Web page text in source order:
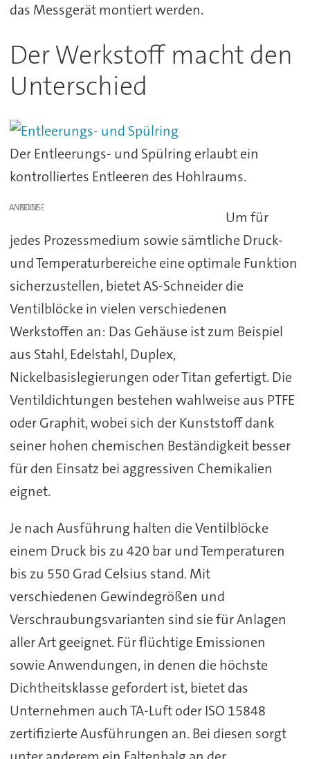
das Messgerät montiert werden.
Der Werkstoff macht den
Unterschied
Der Entleerungs- und Spülring erlaubt ein
kontrolliertes Entleeren des Hohlraums.
ANZEIGE
Um für
jedes Prozessmedium sowie sämtliche Druck-
und Temperaturbereiche eine optimale Funktion
sicherzustellen, bietet AS-Schneider die
Ventilblöcke in vielen verschiedenen
Werkstoffen an: Das Gehäuse ist zum Beispiel
aus Stahl, Edelstahl, Duplex,
Nickelbasislegierungen oder Titan gefertigt. Die
Ventildichtungen bestehen wahlweise aus PTFE
oder Graphit, wobei sich der Kunststoff dank
seiner hohen chemischen Beständigkeit besser
für den Einsatz bei aggressiven Chemikalien
eignet.
Je nach Ausführung halten die Ventilblöcke
einem Druck bis zu 420 bar und Temperaturen
bis zu 550 Grad Celsius stand. Mit
verschiedenen Gewindegrößen und
Verschraubungsvarianten sind sie für Anlagen
aller Art geeignet. Für flüchtige Emissionen
sowie Anwendungen, in denen die höchste
Dichtheitsklasse gefordert ist, bietet das
Unternehmen auch TA-Luft oder ISO 15848
zertifizierte Ausführungen an. Bei diesen sorgt